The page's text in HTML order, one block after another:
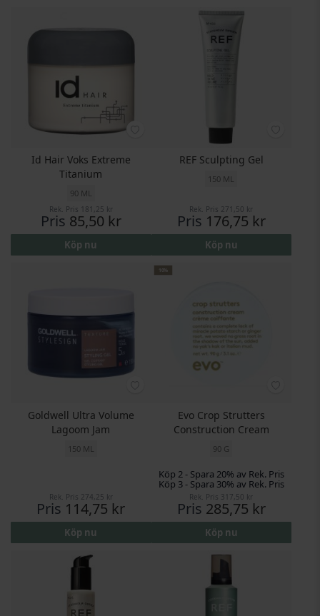
Id Hair Voks Extreme
Titanium
90 ML
Rek. Pris 181,25 kr
Pris 85,50 kr
Köp nu
REF Sculpting Gel
150 ML
Rek. Pris 271,50 kr
Pris 176,75 kr
Köp nu
Goldwell Ultra Volume
Lagoom Jam
150 ML
Rek. Pris 274,25 kr
Pris 114,75 kr
Köp nu
10%
Evo Crop Strutters
Construction Cream
90 G
Köp 2 - Spara 20% av Rek. Pris
Köp 3 - Spara 30% av Rek. Pris
Rek. Pris 317,50 kr
Pris 285,75 kr
Köp nu